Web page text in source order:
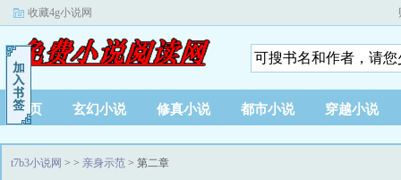
收藏4g小说网
首页 玄幻小说 修真小说 都市小说 穿越小说
t7b3小说网 > > 亲身示范 > 第二章